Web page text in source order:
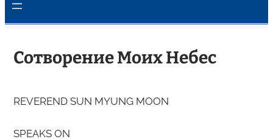
Сотворение Моих Небес
REVEREND SUN MYUNG MOON
SPEAKS ON